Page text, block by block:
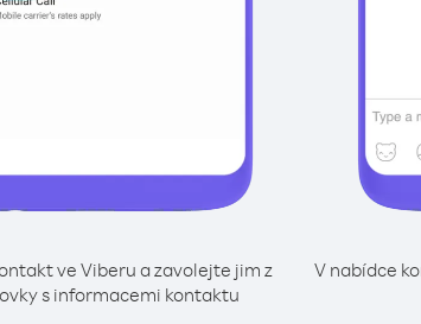
ve Viberu a zavolejte jim z
s informacemi kontaktu
V nabídce